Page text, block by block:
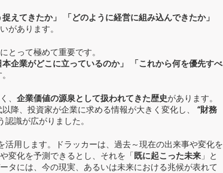
えてきたか」
「どのように経営に組み込んできたか」
があります。
とって極めて重要です。
本企業がどこに立っているのか」
「これから何を優先すべ
、 企業価値の源泉として扱われてきた歴史があります。
降、投資家が企業に求める情報が大きく変化し、 “財務
認識が広がりました。
用します。ドラッカーは、過去～現在の出来事や変化を
変化を予測できるとし、それを「既に起こった未来 」と
タには、今の現実、あるいは未来における兆候が表れて